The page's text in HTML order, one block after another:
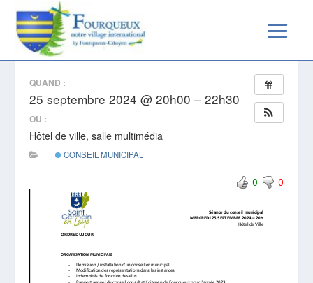
CONSEIL MUNICIPAL
QUAND :
25 septembre 2024 @ 20h00 – 22h30
OÙ :
Hôtel de ville, salle multimédia
CONSEIL MUNICIPAL
0 0